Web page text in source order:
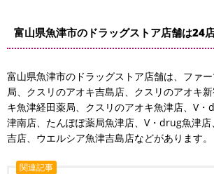
富山県魚津市のドラッグストア店舗は24
富山県魚津市のドラッグストア店舗は、ファ
局、クスリのアオキ吉島店、クスリのアオキ
キ魚津経田薬局、クスリのアオキ魚津店、V・
津南店、たんぽぽ薬局魚津店、V・drug魚津
吉店、ウエルシア魚津吉島店などがあります。
関連記事